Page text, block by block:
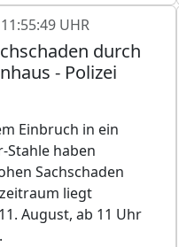
UHR
durch
- Polizei
Einbruch in ein
Stahle haben
Sachschaden
liegt
August, ab 11 Uhr